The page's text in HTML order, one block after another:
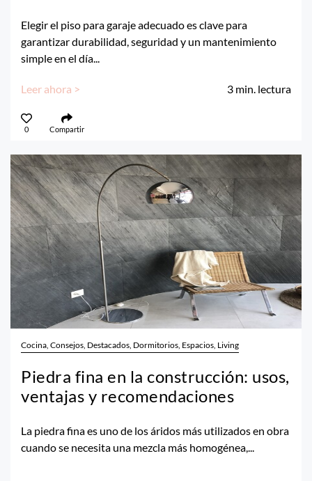
Elegir el piso para garaje adecuado es clave para
garantizar durabilidad, seguridad y un mantenimiento
simple en el día...
Leer ahora > 3 min. lectura
0 Compartir
Cocina, Consejos, Destacados, Dormitorios, Espacios, Living
Piedra fina en la construcción: usos,
ventajas y recomendaciones
La piedra fina es uno de los áridos más utilizados en obra
cuando se necesita una mezcla más homogénea,...